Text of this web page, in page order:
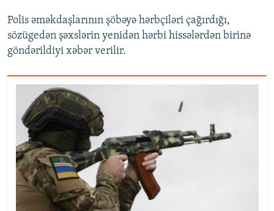
Polis əməkdaşlarının şöbəyə hərbçiləri çağırdığı,
sözügedən şəxslərin yenidən hərbi hissələrdən birinə
göndərildiyi xəbər verilir.